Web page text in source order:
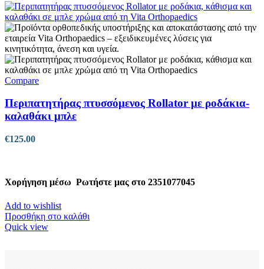
Compare
Περιπατητήρας πτυσσόμενος Rollator με ροδάκια-
καλαθάκι μπλε
€125.00
Χορήγηση μέσω Ρωτήστε μας στο 2351077045
Add to wishlist
Προσθήκη στο καλάθι
Quick view